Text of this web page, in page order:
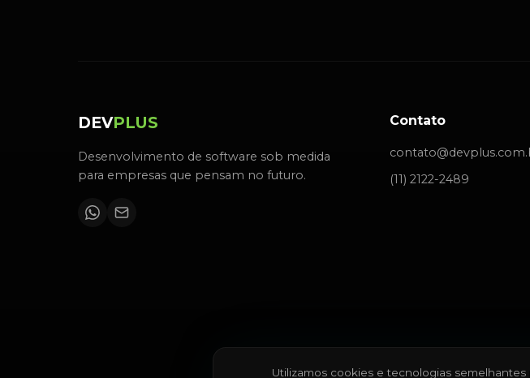
DEVPLUS
Desenvolvimento de software sob medida
para empresas que pensam no futuro.
Contato
(11) 2122-2489
Utilizamos cookies e tecnologias semelhantes